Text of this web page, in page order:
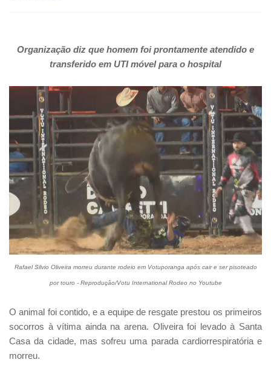
Organização diz que homem foi prontamente atendido e
transferido em UTI móvel para o hospital
Rafael Silvio Oliveira morreu durante rodeio em Votuporanga após cair e ser pisoteado
por touro - Reprodução/Votu International Rodeo no Youtube
O animal foi contido, e a equipe de resgate prestou os primeiros
socorros à vítima ainda na arena. Oliveira foi levado à Santa
Casa da cidade, mas sofreu uma parada cardiorrespiratória e
morreu.